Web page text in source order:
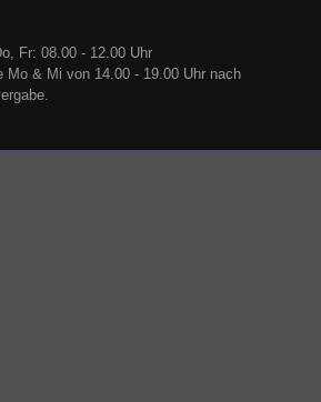
Fr: 08.00 - 12.00 Uhr
Mo & Mi von 14.00 - 19.00 Uhr nach